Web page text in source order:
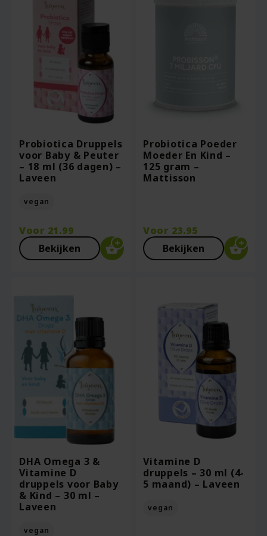
Probiotica Druppels
voor Baby & Peuter
– 18 ml (36 dagen) –
Laveen
vegan
Voor 21.99
Bekijken
Probiotica Poeder
Moeder En Kind –
125 gram –
Mattisson
Voor 23.95
Bekijken
DHA Omega 3 &
Vitamine D
druppels voor Baby
& Kind – 30 ml –
Laveen
vegan
Vitamine D
druppels – 30 ml (4-
5 maand) – Laveen
vegan